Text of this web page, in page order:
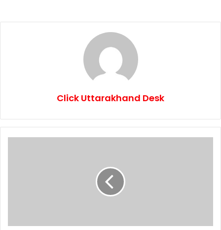
Click Uttarakhand Desk